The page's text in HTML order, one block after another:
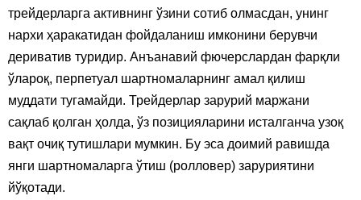
трейдерларга активнинг ўзини сотиб олмасдан, унинг
нархи ҳаракатидан фойдаланиш имконини берувчи
дериватив туридир. Анъанавий фючерслардан фарқли
ўлароқ, перпетуал шартномаларнинг амал қилиш
муддати тугамайди. Трейдерлар зарурий маржани
сақлаб қолган ҳолда, ўз позицияларини исталганча узоқ
вақт очиқ тутишлари мумкин. Бу эса доимий равишда
янги шартномаларга ўтиш (ролловер) заруриятини
йўқотади.